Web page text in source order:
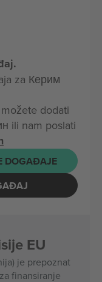
za Керим
dodati
ili nam poslati
DOGAĐAJE
EU
je prepoznat
finansiranje